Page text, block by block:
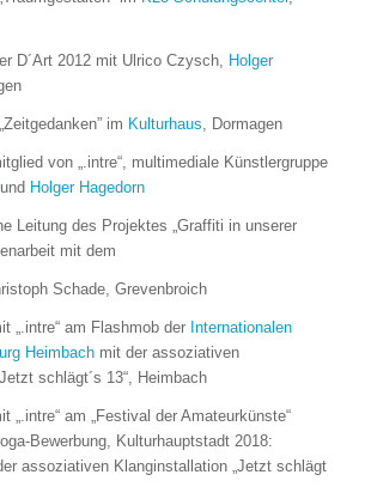
D´Art 2012 mit Ulrico Czysch,
Holger
im Kulturhaus , Dormagen
von „.intre“, multimediale Künstlergruppe
und Holger Hagedorn
Leitung des Projektes „Graffiti in unserer
mit dem
Schade, Grevenbroich
„.intre“ am Flashmob der Internationalen
Heimbachmit der assoziativen
schlägt´s 13“, Heimbach
„.intre“ am „Festival der Amateurkünste“
Bewerbung, Kulturhauptstadt 2018:
assoziativen Klanginstallation „Jetzt schlägt